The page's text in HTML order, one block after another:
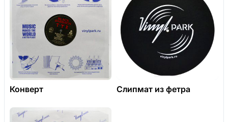
Конверт Слипмат из фетра